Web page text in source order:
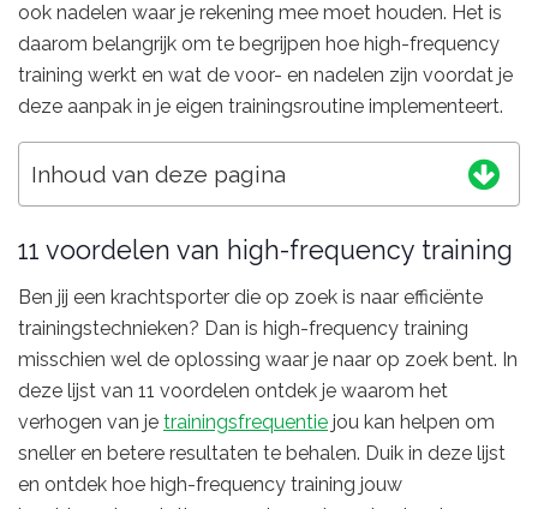
ook nadelen waar je rekening mee moet houden. Het is
daarom belangrijk om te begrijpen hoe high-frequency
training werkt en wat de voor- en nadelen zijn voordat je
deze aanpak in je eigen trainingsroutine implementeert.
Inhoud van deze pagina
11 voordelen van high-frequency training
Ben jij een krachtsporter die op zoek is naar efficiënte
trainingstechnieken? Dan is high-frequency training
misschien wel de oplossing waar je naar op zoek bent. In
deze lijst van 11 voordelen ontdek je waarom het
verhogen van je trainingsfrequentie jou kan helpen om
sneller en betere resultaten te behalen. Duik in deze lijst
en ontdek hoe high-frequency training jouw